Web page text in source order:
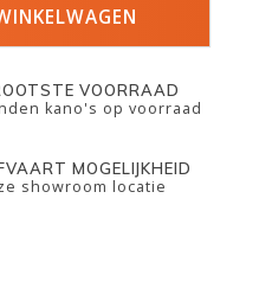
VOORRAAD
kano's op voorraad
MOGELIJKHEID
showroom locatie